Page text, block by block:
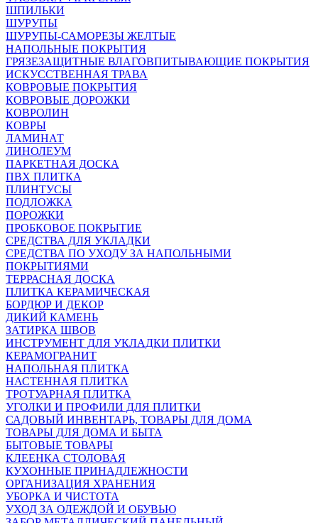
ШПИЛЬКИ
ШУРУПЫ
ШУРУПЫ-САМОРЕЗЫ ЖЕЛТЫЕ
НАПОЛЬНЫЕ ПОКРЫТИЯ
ГРЯЗЕЗАЩИТНЫЕ ВЛАГОВПИТЫВАЮЩИЕ ПОКРЫТИЯ
ИСКУССТВЕННАЯ ТРАВА
КОВРОВЫЕ ПОКРЫТИЯ
КОВРОВЫЕ ДОРОЖКИ
КОВРОЛИН
КОВРЫ
ЛАМИНАТ
ЛИНОЛЕУМ
ПАРКЕТНАЯ ДОСКА
ПВХ ПЛИТКА
ПЛИНТУСЫ
ПОДЛОЖКА
ПОРОЖКИ
ПРОБКОВОЕ ПОКРЫТИЕ
СРЕДСТВА ДЛЯ УКЛАДКИ
СРЕДСТВА ПО УХОДУ ЗА НАПОЛЬНЫМИ
ПОКРЫТИЯМИ
ТЕРРАСНАЯ ДОСКА
ПЛИТКА КЕРАМИЧЕСКАЯ
БОРДЮР И ДЕКОР
ДИКИЙ КАМЕНЬ
ЗАТИРКА ШВОВ
ИНСТРУМЕНТ ДЛЯ УКЛАДКИ ПЛИТКИ
КЕРАМОГРАНИТ
НАПОЛЬНАЯ ПЛИТКА
НАСТЕННАЯ ПЛИТКА
ТРОТУАРНАЯ ПЛИТКА
УГОЛКИ И ПРОФИЛИ ДЛЯ ПЛИТКИ
САДОВЫЙ ИНВЕНТАРЬ, ТОВАРЫ ДЛЯ ДОМА
ТОВАРЫ ДЛЯ ДОМА И БЫТА
БЫТОВЫЕ ТОВАРЫ
КЛЕЕНКА СТОЛОВАЯ
КУХОННЫЕ ПРИНАДЛЕЖНОСТИ
ОРГАНИЗАЦИЯ ХРАНЕНИЯ
УБОРКА И ЧИСТОТА
УХОД ЗА ОДЕЖДОЙ И ОБУВЬЮ